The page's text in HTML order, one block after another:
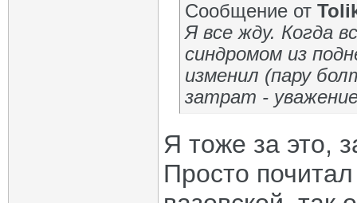
Сообщение от
Я все жду. Когда
синдромом из
изменил (пару
затрат -
Я тоже за это,
Просто